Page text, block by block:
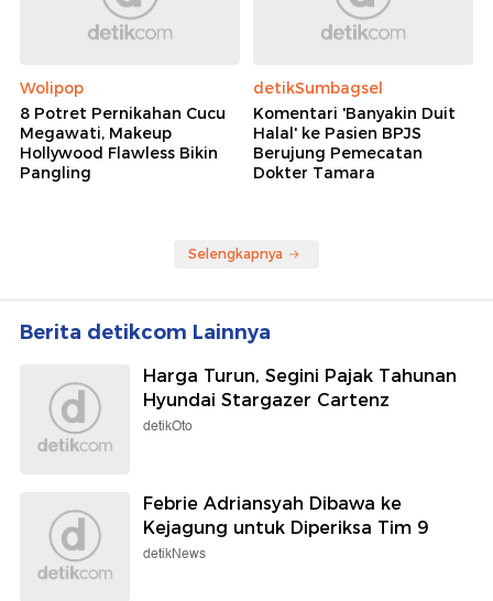
Wolipop
8 Potret Pernikahan Cucu
Megawati, Makeup
Hollywood Flawless Bikin
Pangling
detikSumbagsel
Komentari 'Banyakin Duit
Halal' ke Pasien BPJS
Berujung Pemecatan
Dokter Tamara
Selengkapnya
Berita detikcom Lainnya
Harga Turun, Segini Pajak Tahunan
Hyundai Stargazer Cartenz
detikOto
Febrie Adriansyah Dibawa ke
Kejagung untuk Diperiksa Tim 9
detikNews